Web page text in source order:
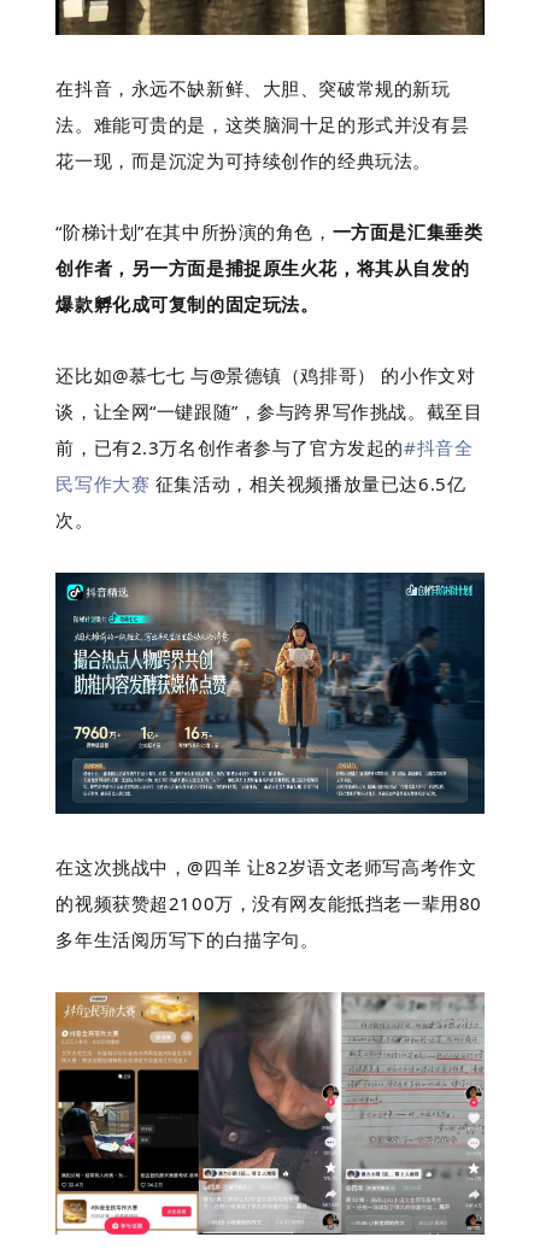
在抖音，永远不缺新鲜、大胆、突破常规的新玩
法。难能可贵的是，这类脑洞十足的形式并没有昙
花一现，而是沉淀为可持续创作的经典玩法。
“阶梯计划”在其中所扮演的角色， 一方面是汇集垂类
创作者，另一方面是捕捉原生火花，将其从自发的
爆款孵化成可复制的固定玩法。
还比如@慕七七 与@景德镇（鸡排哥） 的小作文对
谈，让全网“一键跟随”，参与跨界写作挑战。截至目
前，已有2.3万名创作者参与了官方发起的#抖音全
民写作大赛 征集活动，相关视频播放量已达6.5亿
次。
在这次挑战中，@四羊 让82岁语文老师写高考作文
的视频获赞超2100万，没有网友能抵挡老一辈用80
多年生活阅历写下的白描字句。